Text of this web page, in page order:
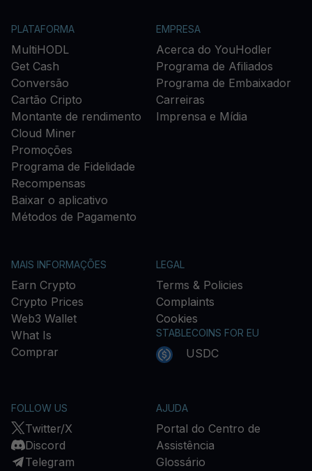
PLATAFORMA
MultiHODL
Get Cash
Conversão
Cartão Cripto
Montante de rendimento
Cloud Miner
Promoções
Programa de Fidelidade
Recompensas
Baixar o aplicativo
Métodos de Pagamento
EMPRESA
Acerca do YouHodler
Programa de Afiliados
Programa de Embaixador
Carreiras
Imprensa e Mídia
MAIS INFORMAÇÕES
Earn Crypto
Crypto Prices
Web3 Wallet
What Is
Comprar
LEGAL
Terms & Policies
Complaints
Cookies
STABLECOINS FOR EU
USDC
FOLLOW US
Twitter/X
Discord
Telegram
AJUDA
Portal do Centro de
Assistência
Glossário